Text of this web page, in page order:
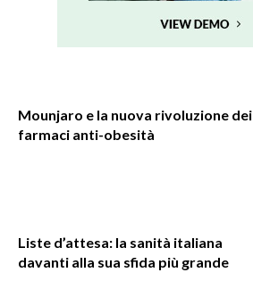
Mounjaro e la nuova rivoluzione dei
farmaci anti-obesità
Liste d’attesa: la sanità italiana
davanti alla sua sfida più grande